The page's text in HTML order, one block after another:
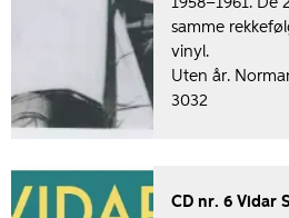
samme
vinyl.
Uten år.
3032
CD nr. 6 Vidar